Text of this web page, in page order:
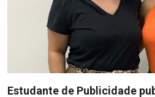
Estudante de Publicidade